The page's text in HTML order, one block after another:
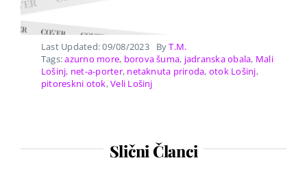
Last Updated: 09/08/2023 ByT.M.
Tags:azurno more, borova šuma, jadranska obala, Mali
Lošinj, net-a-porter, netaknuta priroda, otok Lošinj,
pitoreskni otok,Veli Lošinj
Slični Članci